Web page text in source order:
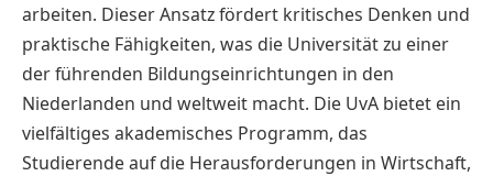
arbeiten. Dieser Ansatz fördert kritisches Denken und
praktische Fähigkeiten, was die Universität zu einer
der führenden Bildungseinrichtungen in den
Niederlanden und weltweit macht. Die UvA bietet ein
vielfältiges akademisches Programm, das
Studierende auf die Herausforderungen in Wirtschaft,